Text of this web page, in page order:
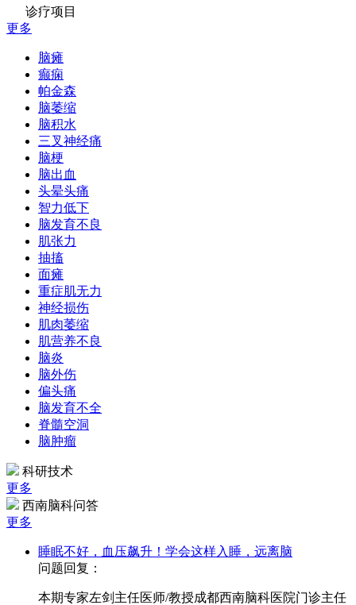
诊疗项目
更多
脑瘫
癫痫
帕金森
脑萎缩
脑积水
三叉神经痛
脑梗
脑出血
头晕头痛
智力低下
脑发育不良
肌张力
抽搐
面瘫
重症肌无力
神经损伤
肌肉萎缩
肌营养不良
脑炎
脑外伤
偏头痛
脑发育不全
脊髓空洞
脑肿瘤
科研技术
更多
西南脑科问答
更多
睡眠不好，血压飙升！学会这样入睡，远离脑
问题回复：
本期专家左剑主任医师/教授成都西南脑科医院门诊主任